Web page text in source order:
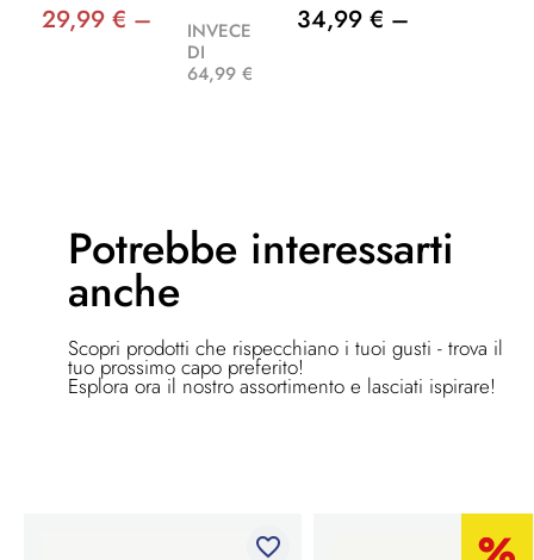
29,99 € –
INVECE
DI
64,99 €
34,99 € –
Potrebbe interessarti
anche
Scopri prodotti che rispecchiano i tuoi gusti - trova il
tuo prossimo capo preferito!
Esplora ora il nostro assortimento e lasciati ispirare!
favorite_border